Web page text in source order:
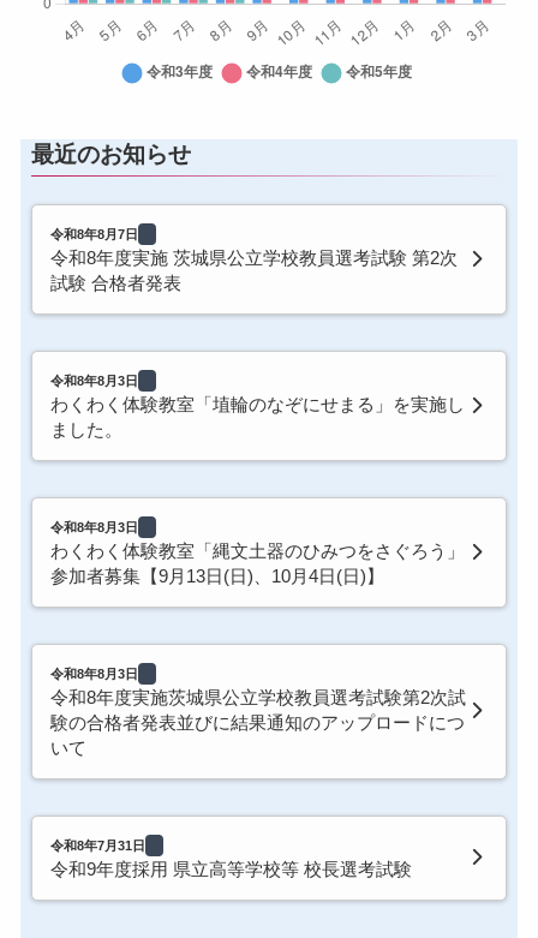
最近のお知らせ
令和8年8月7日
令和8年度実施 茨城県公立学校教員選考試験 第2次
試験 合格者発表
令和8年8月3日
わくわく体験教室「埴輪のなぞにせまる」を実施し
ました。
令和8年8月3日
わくわく体験教室「縄文土器のひみつをさぐろう」
参加者募集【9月13日(日)、10月4日(日)】
令和8年8月3日
令和8年度実施茨城県公立学校教員選考試験第2次試
験の合格者発表並びに結果通知のアップロードにつ
いて
令和8年7月31日
令和9年度採用 県立高等学校等 校長選考試験